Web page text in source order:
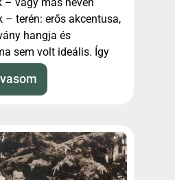
– vagy más néven
– terén: erős akcentusa,
hangja és
sem volt ideális. Így